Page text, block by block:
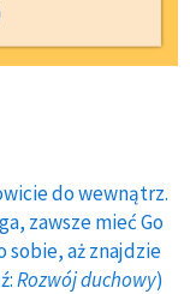
do wewnątrz.
zawsze mieć Go
sobie, aż znajdzie
Rozwój duchowy)